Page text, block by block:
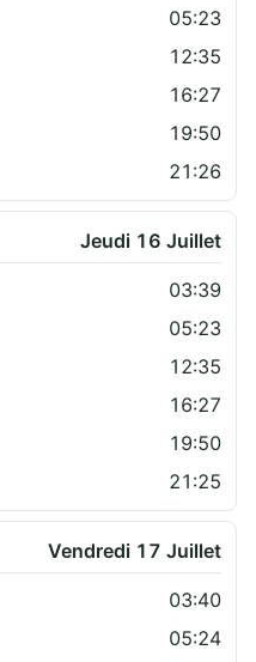
05:23
12:35
16:27
19:50
21:26
Jeudi 16 Juillet
03:39
05:23
12:35
16:27
19:50
21:25
Vendredi 17 Juillet
03:40
05:24